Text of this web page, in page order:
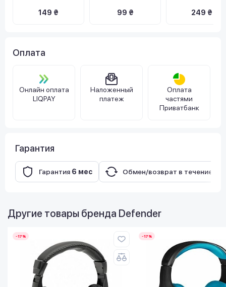
149 ₴ 99 ₴ 249 ₴
Оплата
Онлайн оплата
LIQPAY
Наложенный
платеж
Оплата
частями
Приватбанк
Гарантия
Гарантия 6 мес Обмен/возврат в течение
Другие товары бренда Defender
-17% -17%